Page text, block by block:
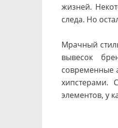
жизней.
следа. Но
Мрачный
вывесок
современные
хипстерами.
элементов, у